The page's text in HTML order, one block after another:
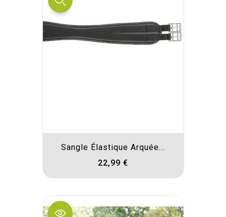
Sangle Élastique Arquée...
22,99 €